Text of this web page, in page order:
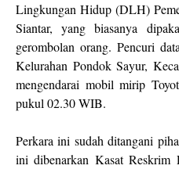
Lingkungan Hidup (DLH)
Siantar, yang biasanya
gerombolan orang. Pencuri
Kelurahan Pondok Sayur,
mengendarai mobil mirip
pukul 02.30 WIB.
Perkara ini sudah ditangani
ini dibenarkan Kasat Reskrim